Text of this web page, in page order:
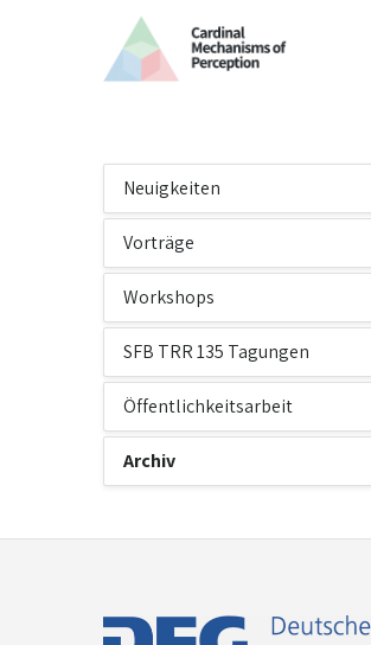
Neuigkeiten
Vorträge
Workshops
SFB TRR 135 Tagungen
Öffentlichkeitsarbeit
Archiv